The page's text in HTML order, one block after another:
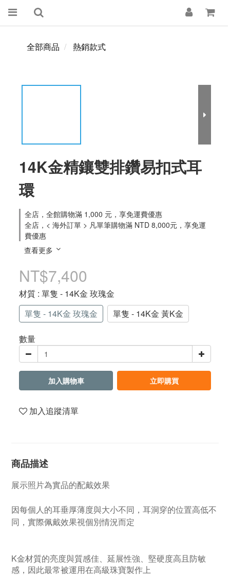
全部商品 熱銷款式
14K金精鑲雙排鑽易扣式耳
環
全店，全館購物滿 1,000 元，享免運費優惠
全店，< 海外訂單 > 凡單筆購物滿 NTD 8,000元，享免運
費優惠
查看更多
NT$7,400
材質 : 單隻 - 14K金 玫瑰金
單隻 - 14K金 玫瑰金
單隻 - 14K金 黃K金
數量
加入購物車 立即購買
加入追蹤清單
商品描述
展示照片為實品的配戴效果
因每個人的耳垂厚薄度與大小不同，耳洞穿的位置高低不
同，實際佩戴效果視個別情況而定
K金材質的亮度與質感佳、延展性強、堅硬度高且防敏
感，因此最常被運用在高級珠寶製作上